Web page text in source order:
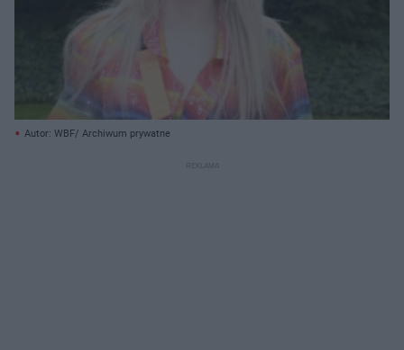
Autor: WBF/ Archiwum prywatne